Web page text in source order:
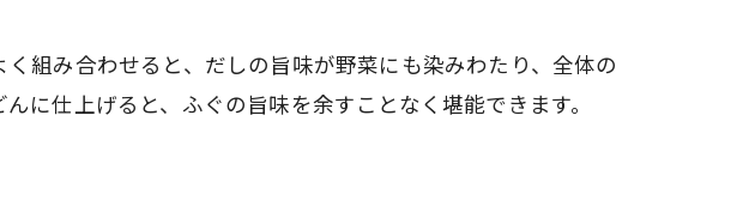
組み合わせると、だしの旨味が野菜にも染みわたり、全体の
に仕上げると、ふぐの旨味を余すことなく堪能できます。